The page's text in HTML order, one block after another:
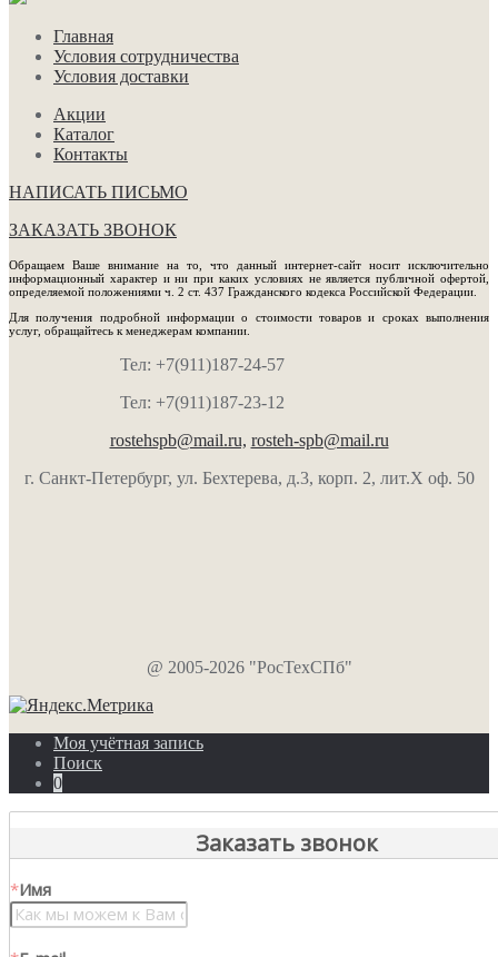
Главная
Условия сотрудничества
Условия доставки
Акции
Каталог
Контакты
НАПИСАТЬ ПИСЬМО
ЗАКАЗАТЬ ЗВОНОК
Обращаем Ваше внимание на то, что данный интернет-сайт носит исключительно
информационный характер и ни при каких условиях не является публичной офертой,
определяемой положениями ч. 2 ст. 437 Гражданского кодекса Российской Федерации.
Для получения подробной информации о стоимости товаров и сроках выполнения
услуг, обращайтесь к менеджерам компании.
Тел: +7(911)187-24-57
Тел: +7(911)187-23-12
rostehspb@mail.ru, rosteh-spb@mail.ru
г. Санкт-Петербург, ул. Бехтерева, д.3, корп. 2, лит.Х оф. 50
@ 2005-2026 "РосТехСПб"
Моя учётная запись
Поиск
0
Заказать звонок
*Имя